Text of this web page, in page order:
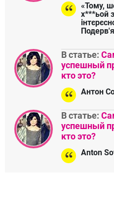
«Тому,
х***ьой
В статье:
успешный
кто это?
Антон
В статье:
успешный
кто это?
Anton